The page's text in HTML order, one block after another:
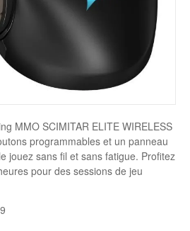
MMO SCIMITAR ELITE WIRELESS
programmables et un panneau
jouez sans fil et sans fatigue. Profitez
pour des sessions de jeu